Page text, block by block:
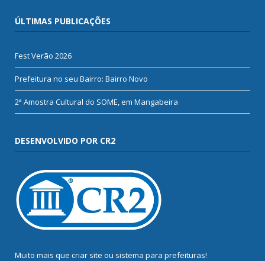
ÚLTIMAS PUBLICAÇÕES
Fest Verão 2026
Prefeitura no seu Bairro: Bairro Novo
2ª Amostra Cultural do SOME, em Mangabeira
DESENVOLVIDO POR CR2
Muito mais que criar site ou sistema para prefeituras!